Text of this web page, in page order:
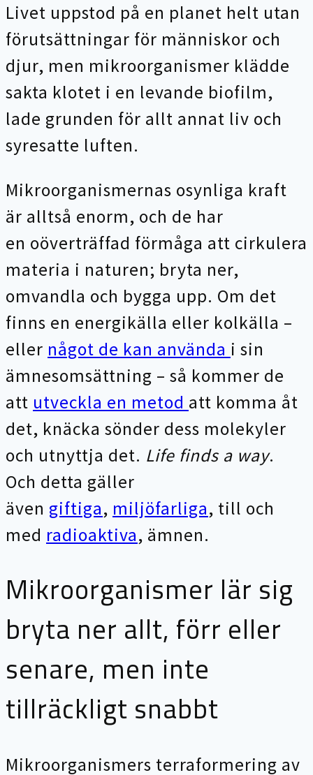
Livet uppstod på en planet helt utan
förutsättningar för människor och
djur, men mikroorganismer klädde
sakta klotet i en levande biofilm,
lade grunden för allt annat liv och
syresatte luften.
Mikroorganismernas osynliga kraft
är alltså enorm, och de har
en oöverträffad förmåga att cirkulera
materia i naturen; bryta ner,
omvandla och bygga upp. Om det
finns en energikälla eller kolkälla –
eller något de kan använda i sin
ämnesomsättning – så kommer de
att utveckla en metod att komma åt
det, knäcka sönder dess molekyler
och utnyttja det. Life finds a way.
Och detta gäller
även giftiga, miljöfarliga, till och
med radioaktiva, ämnen.
Mikroorganismer lär sig
bryta ner allt, förr eller
senare, men inte
tillräckligt snabbt
Mikroorganismers terraformering av